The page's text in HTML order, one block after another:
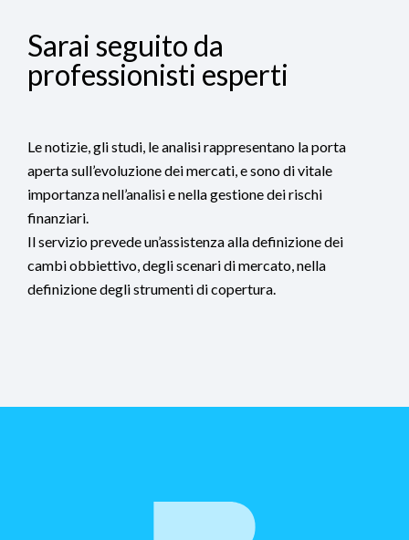
Sarai seguito da
professionisti esperti
Le notizie, gli studi, le analisi rappresentano la porta
aperta sull’evoluzione dei mercati, e sono di vitale
importanza nell’analisi e nella gestione dei rischi
finanziari.
Il servizio prevede un’assistenza alla definizione dei
cambi obbiettivo, degli scenari di mercato, nella
definizione degli strumenti di copertura.